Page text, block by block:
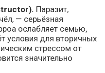
Паразит,
— серьёзная
ослабляет семью,
условия для вторичных
стрессом от
значительно